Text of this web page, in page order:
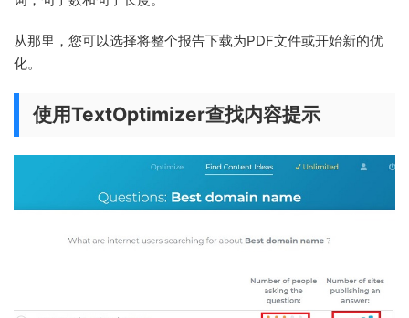
从那里，您可以选择将整个报告下载为PDF文件或开始新的优
化。
使用TextOptimizer查找内容提示